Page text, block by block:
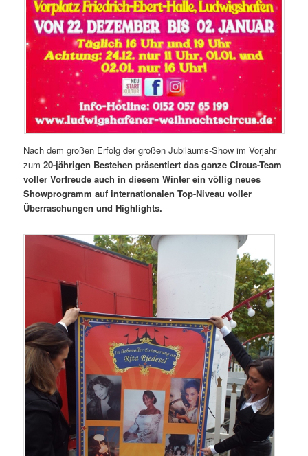
Nach dem großen Erfolg der großen Jubiläums-Show im Vorjahr
zum20-jährigen Bestehen präsentiert das ganze Circus-Team
voller Vorfreude auch in diesem Winter ein völlig neues
Showprogramm auf internationalen Top-Niveau voller
Überraschungen und Highlights.